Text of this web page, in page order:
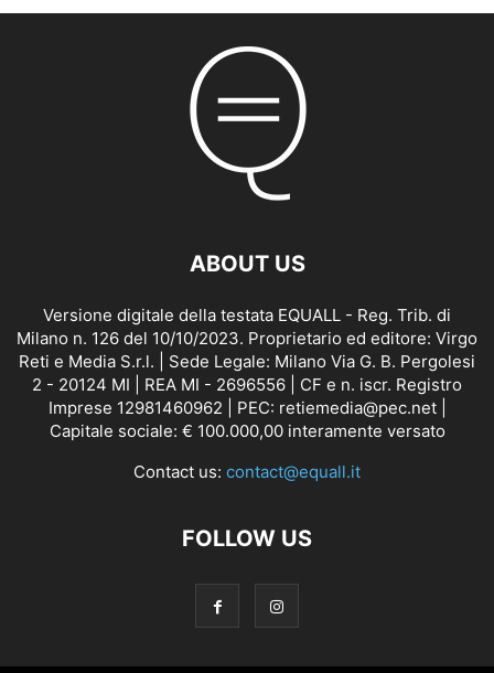
ABOUT US
Versione digitale della testata EQUALL - Reg. Trib. di
Milano n. 126 del 10/10/2023. Proprietario ed editore: Virgo
Reti e Media S.r.l. | Sede Legale: Milano Via G. B. Pergolesi
2 - 20124 MI | REA MI - 2696556 | CF e n. iscr. Registro
Imprese 12981460962 | PEC: retiemedia@pec.net |
Capitale sociale: € 100.000,00 interamente versato
Contact us: contact@equall.it
FOLLOW US